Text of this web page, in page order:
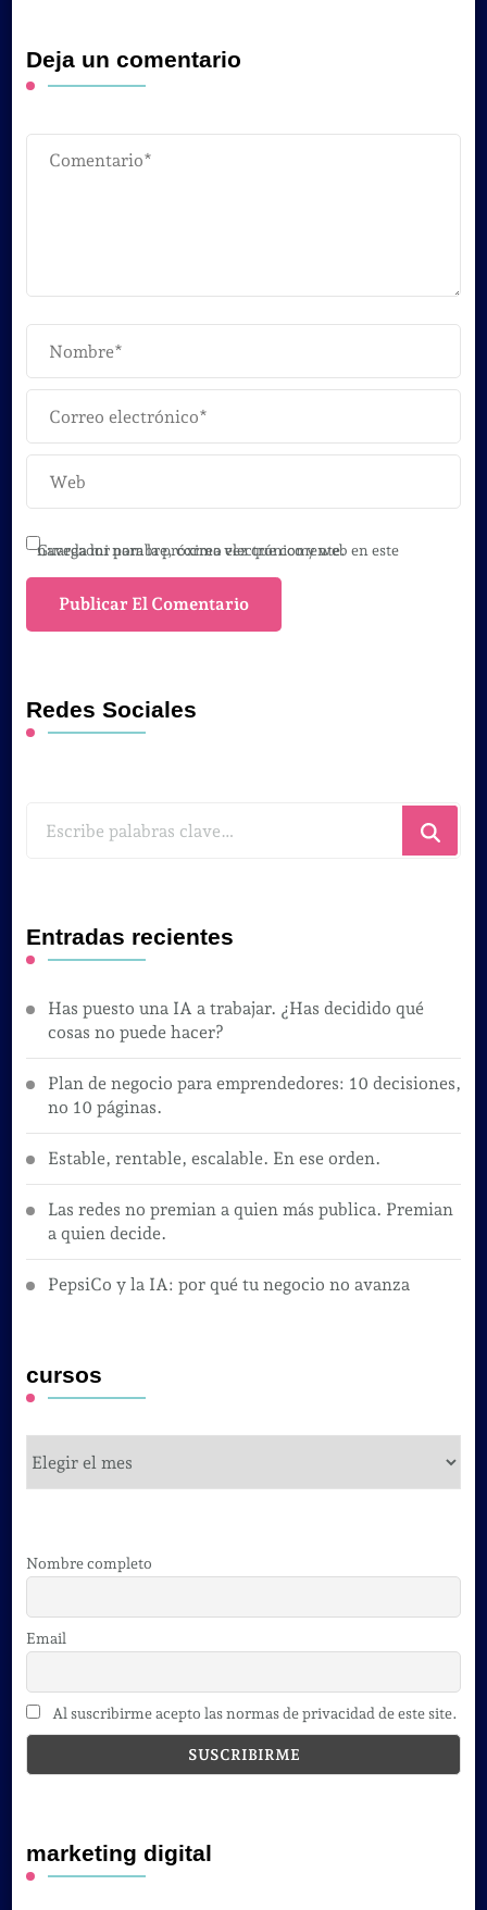
Deja un comentario
Guarda mi nombre, correo electrónico y web en este navegador para la próxima vez que comente.
Redes Sociales
Entradas recientes
Has puesto una IA a trabajar. ¿Has decidido qué
cosas no puede hacer?
Plan de negocio para emprendedores: 10 decisiones,
no 10 páginas.
Estable, rentable, escalable. En ese orden.
Las redes no premian a quien más publica. Premian
a quien decide.
PepsiCo y la IA: por qué tu negocio no avanza
cursos
Nombre completo
Email
Al suscribirme acepto las normas de privacidad de este site.
marketing digital